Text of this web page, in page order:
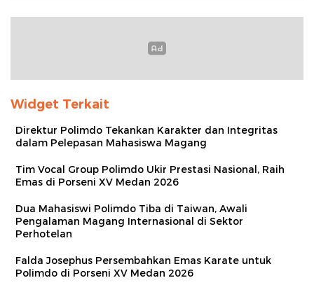
Widget Terkait
Direktur Polimdo Tekankan Karakter dan Integritas
dalam Pelepasan Mahasiswa Magang
Tim Vocal Group Polimdo Ukir Prestasi Nasional, Raih
Emas di Porseni XV Medan 2026
Dua Mahasiswi Polimdo Tiba di Taiwan, Awali
Pengalaman Magang Internasional di Sektor
Perhotelan
Falda Josephus Persembahkan Emas Karate untuk
Polimdo di Porseni XV Medan 2026